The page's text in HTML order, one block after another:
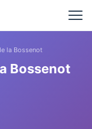
la Bossenot
Bossenot